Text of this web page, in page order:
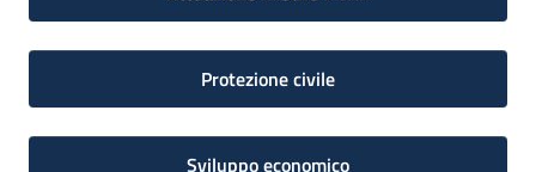
Protezione civile
Sviluppo economico